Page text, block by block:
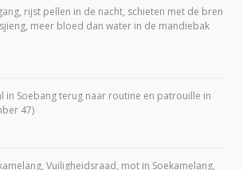
rijst pellen in de nacht, schieten met de bren
meer bloed dan water in de mandiebak
in Soebang terug naar routine en patrouille in
47)
Vuiligheidsraad, mot in Soekamelang,